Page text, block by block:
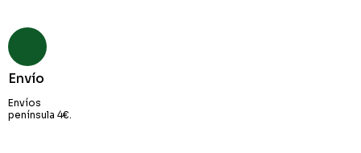
Envío
Envíos
península 4€.